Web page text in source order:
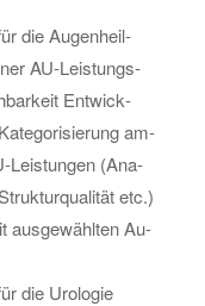
die Au­gen­heil­
AU-Leis­tungs­
Ent­wick­
am­
Leis­tun­gen (Ana­
etc.)
aus­ge­wähl­ten Au­
die Uro­lo­gie